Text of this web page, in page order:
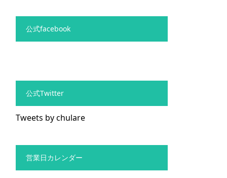
公式facebook
公式Twitter
Tweets by chulare
営業日カレンダー